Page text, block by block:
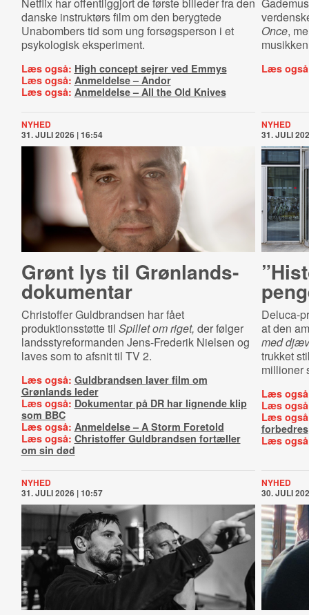
danske instruktørs film om den berygtede
Unabombers tid som ung forsøgsperson i et
psykologisk eksperiment.
Læs også: High concept sejrer ved Emmys
Læs også: Anmeldelse – Andor
Læs også: Anmeldelse – All the Old Knives
Once,
Læs
NYHED
31. JULI 2026 | 16:54
Grønt lys til Grøn­lands­
do­ku­men­tar
Christoffer Guldbrandsen har fået
produktionsstøtte til Spillet om riget, der følger
landsstyreformanden Jens-Frederik Nielsen og
laves som to afsnit til TV 2.
Læs også: Guldbrandsen laver film om
Grønlands leder
Læs også: Dokumentar på DR har lignende klip
som BBC
Læs også: Anmeldelse – A Storm Foretold
Læs også: Christoffer Guldbrandsen fortæller
om sin død
NYHED
31. JULI
Deluca-
at den
med
trukket
millioner
Læs
Læs
Læs
forbedres
Læs
NYHED
31. JULI 2026 | 10:57
NYHED
30. JULI